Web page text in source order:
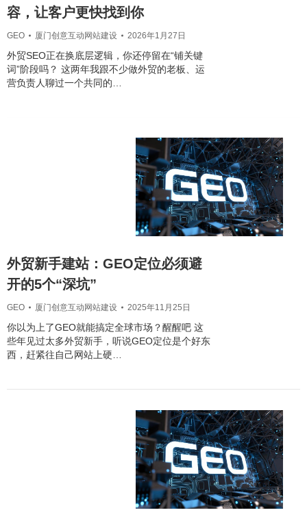
容，让客户更快找到你
GEO 厦门创意互动网站建设 2026年1月27日
外贸SEO正在换底层逻辑，你还停留在“铺关键
词”阶段吗？ 这两年我跟不少做外贸的老板、运
营负责人聊过一个共同的…
外贸新手建站：GEO定位必须避
开的5个“深坑”
GEO 厦门创意互动网站建设 2025年11月25日
你以为上了GEO就能搞定全球市场？醒醒吧 这
些年见过太多外贸新手，听说GEO定位是个好东
西，赶紧往自己网站上硬…